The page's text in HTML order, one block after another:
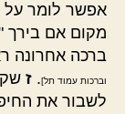
אפשר לומר על
מקום אם בירך
ברכה אחרונה
וברכות עמוד תל]. ז
לשבור את